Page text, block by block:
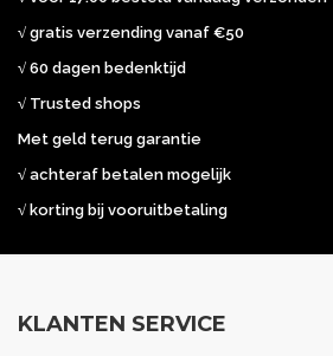
√ gratis verzending vanaf €50
√ 60 dagen bedenktijd
√ Trusted shops
Met geld terug garantie
√ achteraf betalen mogelijk
√ korting bij vooruitbetaling
KLANTEN SERVICE